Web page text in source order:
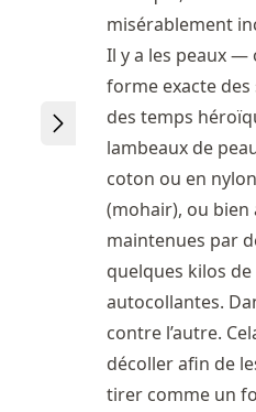
misérablement
Il y a les peaux
forme exacte des
des temps
lambeaux de
coton ou en
(mohair), ou bien
maintenues par
quelques kilos
autocollantes.
contre l’autre.
décoller afin de
tirer comme un